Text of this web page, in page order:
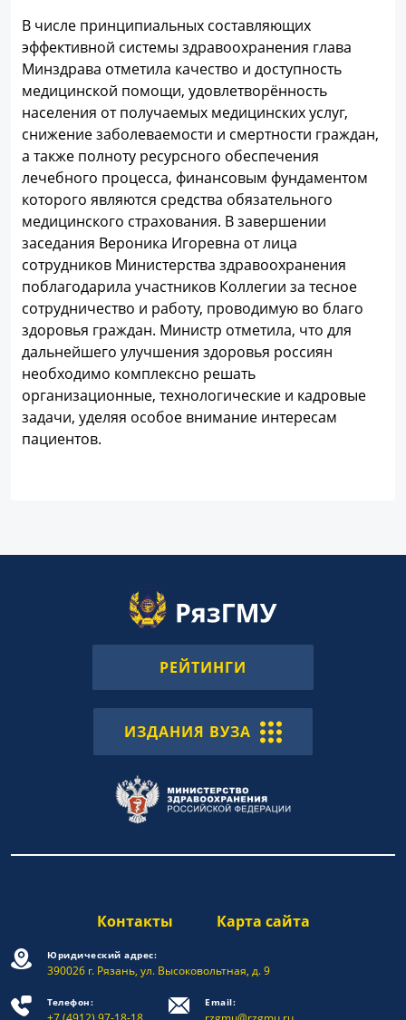
В числе принципиальных составляющих
эффективной системы здравоохранения глава
Минздрава отметила качество и доступность
медицинской помощи, удовлетворённость
населения от получаемых медицинских услуг,
снижение заболеваемости и смертности граждан,
а также полноту ресурсного обеспечения
лечебного процесса, финансовым фундаментом
которого являются средства обязательного
медицинского страхования. В завершении
заседания Вероника Игоревна от лица
сотрудников Министерства здравоохранения
поблагодарила участников Коллегии за тесное
сотрудничество и работу, проводимую во благо
здоровья граждан. Министр отметила, что для
дальнейшего улучшения здоровья россиян
необходимо комплексно решать
организационные, технологические и кадровые
задачи, уделяя особое внимание интересам
пациентов.
РЕЙТИНГИ
ИЗДАНИЯ ВУЗА
Контакты Карта сайта
Юридический адрес:
390026 г. Рязань, ул. Высоковольтная, д. 9
Телефон: Email: